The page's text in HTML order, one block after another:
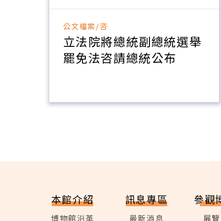
公文檔案/咨
立法院將總統副總統選舉
罷免法咨請總統公布
本館介紹
博物館沿革
訊息專區
最新消息
參觀
展